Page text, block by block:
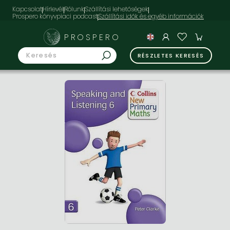
KapcsolatHírlevélRólunkSzállítási lehetőségek
Prospero könyvpiaci podcast
PROSPERO
RÉSZLETES KERESÉS